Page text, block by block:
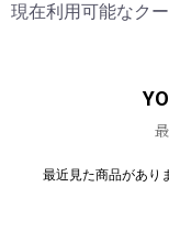
現在利用可能なク
最近見た商品があり